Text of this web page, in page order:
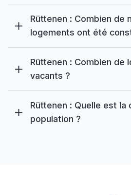
Rüttenen : Combien de
logements ont été
Rüttenen : Combien de
vacants ?
Rüttenen : Quelle est la
population ?